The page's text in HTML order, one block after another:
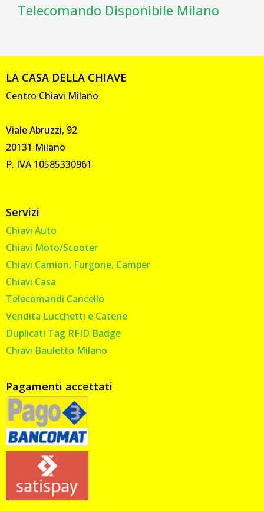
Telecomando Disponibile Milano
LA CASA DELLA CHIAVE
Centro Chiavi Milano
Viale Abruzzi, 92
20131 Milano
P. IVA 10585330961
Servizi
Chiavi Auto
Chiavi Moto/Scooter
Chiavi Camion, Furgone, Camper
Chiavi Casa
Telecomandi Cancello
Vendita Lucchetti e Catene
Duplicati Tag RFID Badge
Chiavi Bauletto Milano
Pagamenti accettati